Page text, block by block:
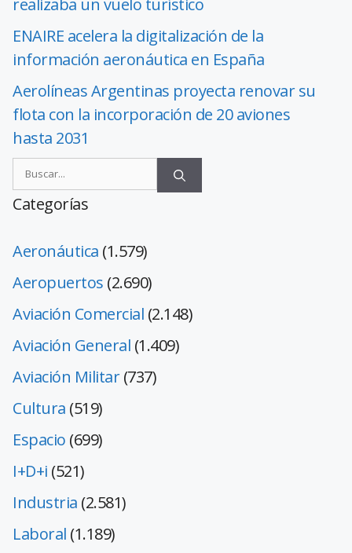
realizaba un vuelo turístico
ENAIRE acelera la digitalización de la
información aeronáutica en España
Aerolíneas Argentinas proyecta renovar su
flota con la incorporación de 20 aviones
hasta 2031
Categorías
Aeronáutica (1.579)
Aeropuertos (2.690)
Aviación Comercial (2.148)
Aviación General (1.409)
Aviación Militar(737)
Cultura (519)
Espacio (699)
I+D+i (521)
Industria (2.581)
Laboral (1.189)